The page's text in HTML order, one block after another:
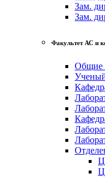
Зам.
Зам.
Факультет АС и
Общие